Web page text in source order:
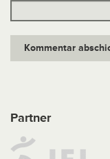
Partner